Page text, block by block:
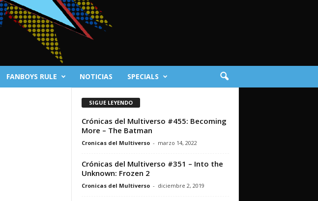
FANBOYS RULE NOTICIAS SPECIALS
SIGUE LEYENDO
Crónicas del Multiverso #455: Becoming
More – The Batman
Cronicas del Multiverso - marzo 14, 2022
Crónicas del Multiverso #351 – Into the
Unknown: Frozen 2
Cronicas del Multiverso - diciembre 2, 2019